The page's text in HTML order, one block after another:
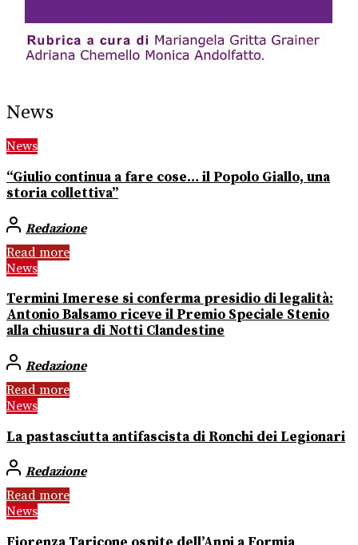
News
News
“Giulio continua a fare cose… il Popolo Giallo, una
storia collettiva”
Redazione
Read more
News
Termini Imerese si conferma presidio di legalità:
Antonio Balsamo riceve il Premio Speciale Stenio
alla chiusura di Notti Clandestine
Redazione
Read more
News
La pastasciutta antifascista di Ronchi dei Legionari
Redazione
Read more
News